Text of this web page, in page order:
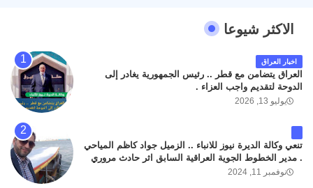
الاكثر شيوعا
اخبار العراق
العراق يتضامن مع قطر .. رئيس الجمهورية يغادر إلى
الدوحة لتقديم واجب العزاء .
يوليو 13, 2026
تنعي وكالة الديرة نيوز للانباء .. الزميل جواد كاظم المياحي
. مدير الخطوط الجوية العراقية السابق اثر حادث مروري
داخل مطار البصرة الدولي اليوم الاثنين على الطريق
نوفمبر 11, 2024